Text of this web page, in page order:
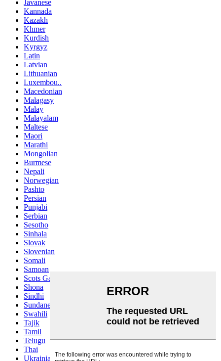
Javanese
Kannada
Kazakh
Khmer
Kurdish
Kyrgyz
Latin
Latvian
Lithuanian
Luxembou..
Macedonian
Malagasy
Malay
Malayalam
Maltese
Maori
Marathi
Mongolian
Burmese
Nepali
Norwegian
Pashto
Persian
Punjabi
Serbian
Sesotho
Sinhala
Slovak
Slovenian
Somali
Samoan
Scots Gaelic
Shona
Sindhi
Sundanese
Swahili
Tajik
Tamil
Telugu
Thai
Ukrainian